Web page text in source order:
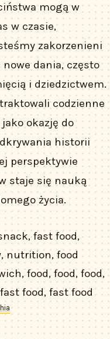
mogą w
w czasie,
zakorzenieni
dania, często
i dziedzictwem.
codzienne
okazję do
historii
perspektywie
staje się nauką
życia.